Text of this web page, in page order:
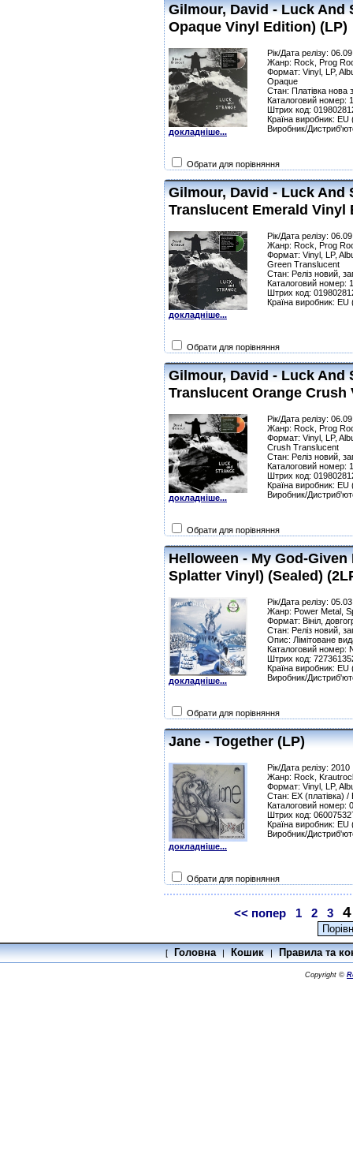
Gilmour, David - Luck
Opaque Vinyl Edition) (LP)
докладніше...
Рік/Дата релізу:
Жанр: Rock, Prog
Формат: Vinyl, LP,
Opaque
Стан: Платівка нова
Каталоговий номер:
Штрих код:
Країна виробник:
Виробник/
Обрати для порівняння
Gilmour, David - Luck
Translucent Emerald Vinyl
докладніше...
Рік/Дата релізу:
Жанр: Rock, Prog
Формат: Vinyl, LP,
Green Translucent
Стан: Реліз новий,
Каталоговий номер:
Штрих код:
Країна виробник:
Обрати для порівняння
Gilmour, David - Luck
Translucent Orange Crush
докладніше...
Рік/Дата релізу:
Жанр: Rock, Prog
Формат: Vinyl, LP,
Crush Translucent
Стан: Реліз новий,
Каталоговий номер:
Штрих код:
Країна виробник:
Виробник/
Обрати для порівняння
Helloween - My God-
Splatter Vinyl) (Sealed)
докладніше...
Рік/Дата релізу:
Жанр: Power Metal,
Формат: Вініл,
Стан: Реліз новий,
Опис: Лімітоване
Каталоговий номер:
Штрих код:
Країна виробник:
Виробник/
Обрати для порівняння
Jane - Together (LP)
докладніше...
Рік/Дата релізу: 2010
Жанр: Rock,
Формат: Vinyl, LP,
Стан: EX (платівка) /
Каталоговий номер:
Штрих код:
Країна виробник:
Виробник/
Обрати для порівняння
<< попер 1 2 3 4
[ Головна | Кошик | Правила та
Copyright ©